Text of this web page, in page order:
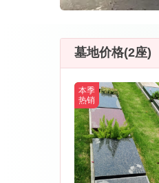
墓地价格(2座)
本季
热销